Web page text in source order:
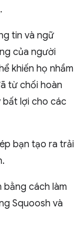
.
tin và ngữ
của người
khiến họ nhầm
từ chối hoàn
bất lợi cho các
bạn tạo ra trải
bằng cách làm
Squoosh và